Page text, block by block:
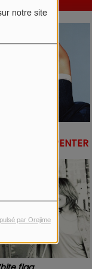
notre site
par Orejime
CARPENTER